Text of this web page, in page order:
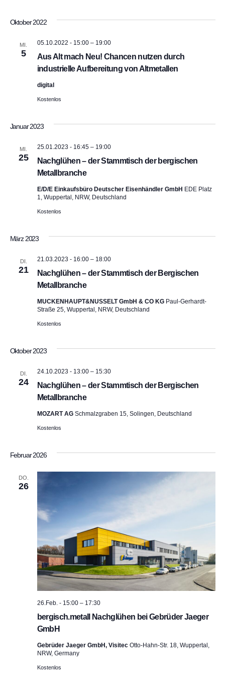
Oktober 2022
MI.
5
Aus Alt mach Neu! Chancen nutzen durch
industrielle Aufbereitung von Altmetallen
05.10.2022 - 15:00– 19:00
digital
Kostenlos
Januar 2023
MI.
25
Nachglühen – der Stammtisch der bergischen
Metallbranche
25.01.2023 - 16:45– 19:00
E/D/E Einkaufsbüro Deutscher Eisenhändler GmbH EDE Platz
1, Wuppertal, NRW, Deutschland
Kostenlos
März 2023
DI.
21
Nachglühen – der Stammtisch der Bergischen
Metallbranche
21.03.2023 - 16:00– 18:00
MUCKENHAUPT&NUSSELT GmbH & CO KG Paul-Gerhardt-
Straße 25, Wuppertal, NRW, Deutschland
Kostenlos
Oktober 2023
DI.
24
Nachglühen – der Stammtisch der Bergischen
Metallbranche
24.10.2023 - 13:00– 15:30
MOZART AG Schmalzgraben 15, Solingen, Deutschland
Kostenlos
Februar 2026
DO.
26
bergisch.metall Nachglühen bei Gebrüder Jaeger
GmbH
26.Feb. - 15:00– 17:30
Gebrüder Jaeger GmbH, Visitec Otto-Hahn-Str. 18, Wuppertal,
NRW, Germany
Kostenlos